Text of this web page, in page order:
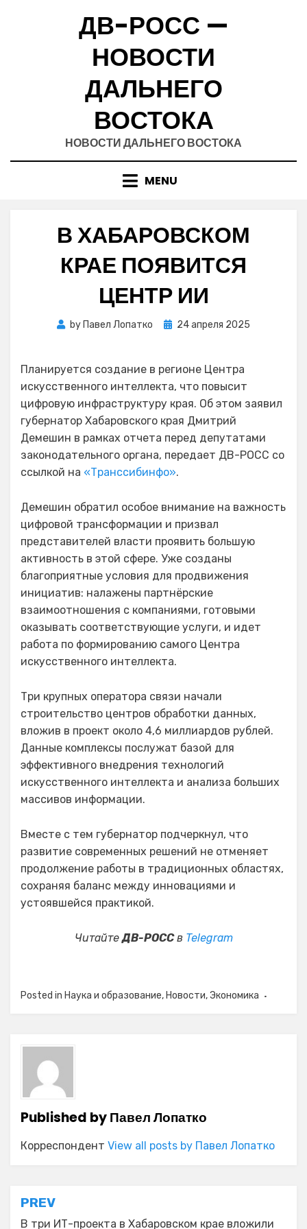
ДВ-РОСС —
НОВОСТИ
ДАЛЬНЕГО
ВОСТОКА
НОВОСТИ ДАЛЬНЕГО ВОСТОКА
MENU
В ХАБАРОВСКОМ
КРАЕ ПОЯВИТСЯ
ЦЕНТР ИИ
by Павел Лопатко
Posted
24 апреля 2025
Планируется создание в регионе Центра
искусственного интеллекта, что повысит
цифровую инфраструктуру края. Об этом заявил
губернатор Хабаровского края Дмитрий
Демешин в рамках отчета перед депутатами
законодательного органа, передает ДВ-РОСС со
ссылкой на «Транссибинфо».
Демешин обратил особое внимание на важность
цифровой трансформации и призвал
представителей власти проявить большую
активность в этой сфере. Уже созданы
благоприятные условия для продвижения
инициатив: налажены партнёрские
взаимоотношения с компаниями, готовыми
оказывать соответствующие услуги, и идет
работа по формированию самого Центра
искусственного интеллекта.
Три крупных оператора связи начали
строительство центров обработки данных,
вложив в проект около 4,6 миллиардов рублей.
Данные комплексы послужат базой для
эффективного внедрения технологий
искусственного интеллекта и анализа больших
массивов информации.
Вместе с тем губернатор подчеркнул, что
развитие современных решений не отменяет
продолжение работы в традиционных областях,
сохраняя баланс между инновациями и
устоявшейся практикой.
ЧитайтеДВ-РОССв Telegram
Posted in Наука и образование, Новости,Экономика
Published byПавел Лопатко
Корреспондент View all posts by Павел Лопатко
Навигация
PREV
В три ИТ-проекта в Хабаровском крае вложили